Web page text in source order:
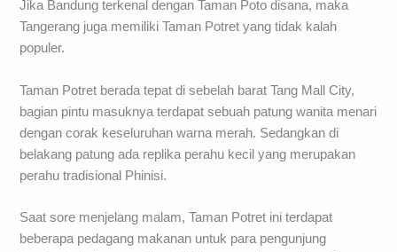
Jika Bandung terkenal dengan Taman Poto disana, maka
Tangerang juga memiliki Taman Potret yang tidak kalah
populer.
Taman Potret berada tepat di sebelah barat Tang Mall City,
bagian pintu masuknya terdapat sebuah patung wanita menari
dengan corak keseluruhan warna merah. Sedangkan di
belakang patung ada replika perahu kecil yang merupakan
perahu tradisional Phinisi.
Saat sore menjelang malam, Taman Potret ini terdapat
beberapa pedagang makanan untuk para pengunjung